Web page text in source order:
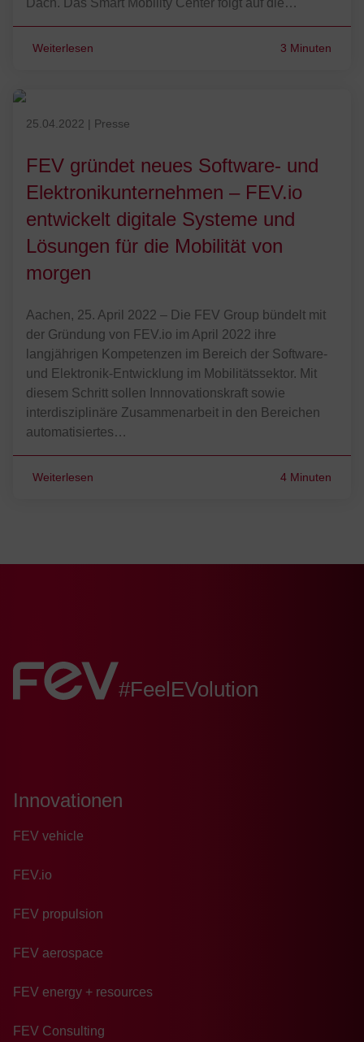
Weiterlesen 3 Minuten
Veröffentlicht am 25.04.2022
25.04.2022 | Presse
FEV gründet neues Software- und
Elektronikunternehmen – FEV.io
entwickelt digitale Systeme und
Lösungen für die Mobilität von
morgen
Aachen, 25. April 2022 – Die FEV Group bündelt mit
der Gründung von FEV.io im April 2022 ihre
langjährigen Kompetenzen im Bereich der Software-
und Elektronik-Entwicklung im Mobilitätssektor. Mit
diesem Schritt sollen Innnovationskraft sowie
interdisziplinäre Zusammenarbeit in den Bereichen
automatisiertes…
Weiterlesen 4 Minuten
FEV:
#FeelEVolution
Innovationen
FEV vehicle
FEV.io
FEV propulsion
FEV aerospace
FEV energy + resources
FEV Consulting